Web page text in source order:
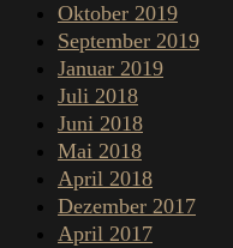
Oktober 2019
September 2019
Januar 2019
Juli 2018
Juni 2018
Mai 2018
April 2018
Dezember 2017
April 2017